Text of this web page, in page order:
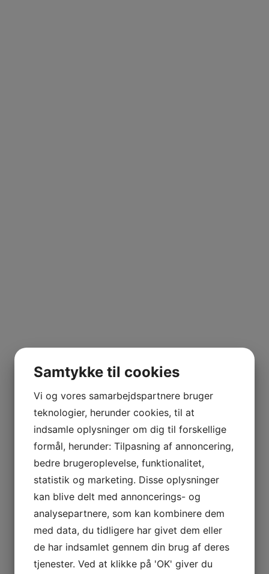
Samtykke til cookies
Vi og vores samarbejdspartnere bruger
teknologier, herunder cookies, til at
indsamle oplysninger om dig til forskellige
formål, herunder: Tilpasning af annoncering,
bedre brugeroplevelse, funktionalitet,
statistik og marketing. Disse oplysninger
kan blive delt med annoncerings- og
analysepartnere, som kan kombinere dem
med data, du tidligere har givet dem eller
de har indsamlet gennem din brug af deres
tjenester. Ved at klikke på 'OK' giver du